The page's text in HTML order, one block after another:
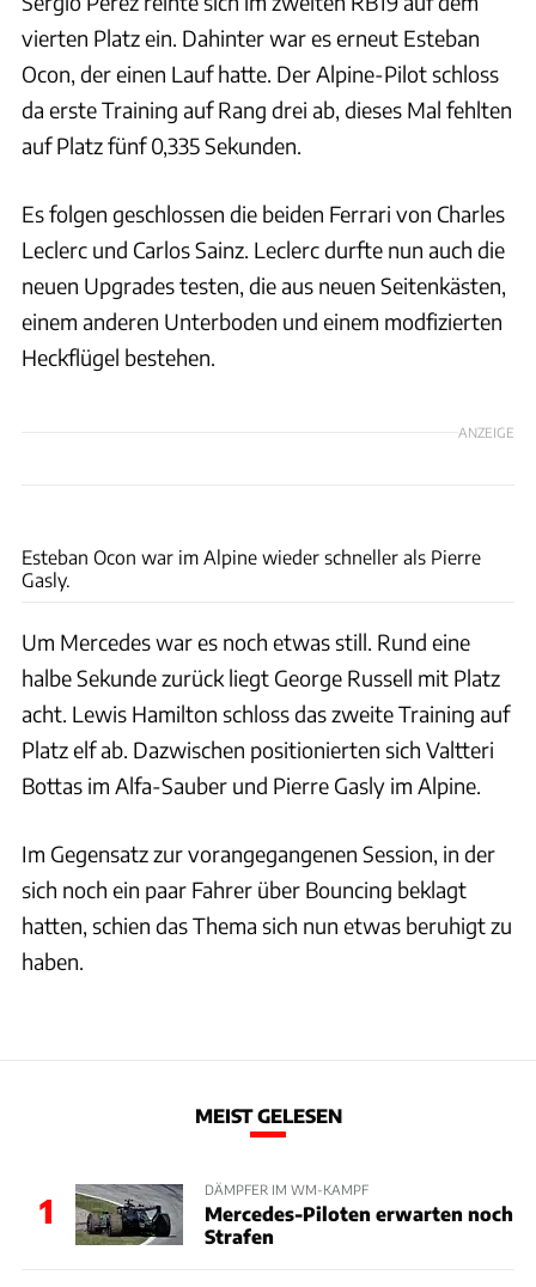
vierten Platz ein. Dahinter war es erneut Esteban
Ocon, der einen Lauf hatte. Der Alpine-Pilot schloss
da erste Training auf Rang drei ab, dieses Mal fehlten
auf Platz fünf 0,335 Sekunden.
Es folgen geschlossen die beiden Ferrari von Charles
Leclerc und Carlos Sainz. Leclerc durfte nun auch die
neuen Upgrades testen, die aus neuen Seitenkästen,
einem anderen Unterboden und einem modfizierten
Heckflügel bestehen.
ANZEIGE
Esteban Ocon war im Alpine wieder schneller als Pierre
Gasly.
Um Mercedes war es noch etwas still. Rund eine
halbe Sekunde zurück liegt George Russell mit Platz
acht. Lewis Hamilton schloss das zweite Training auf
Platz elf ab. Dazwischen positionierten sich Valtteri
Bottas im Alfa-Sauber und Pierre Gasly im Alpine.
Im Gegensatz zur vorangegangenen Session, in der
sich noch ein paar Fahrer über Bouncing beklagt
hatten, schien das Thema sich nun etwas beruhigt zu
haben.
MEIST GELESEN
1
DÄMPFER IM WM-KAMPF
Mercedes-Piloten erwarten noch
Strafen